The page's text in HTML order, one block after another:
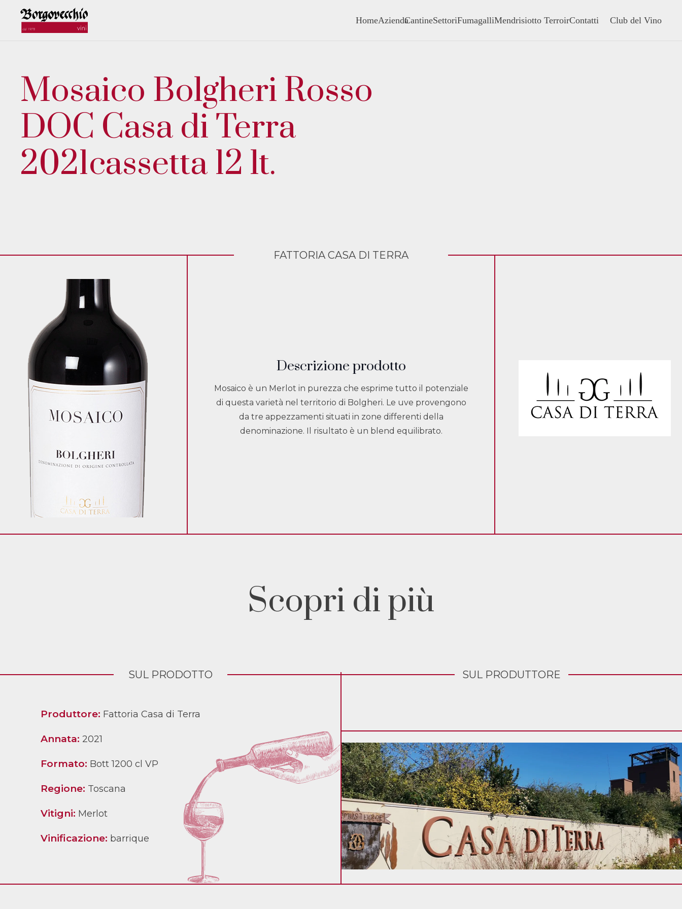
HomeAziendaCantineSettoriFumagalliMendrisiotto TerroirContatti Club del Vino
Mosaico Bolgheri Rosso
DOC Casa di Terra
2021cassetta 12 lt.
FATTORIA CASA DI TERRA
Descrizione prodotto
Mosaico è un Merlot in purezza che esprime tutto il potenziale
di questa varietà nel territorio di Bolgheri. Le uve provengono
da tre appezzamenti situati in zone differenti della
denominazione. Il risultato è un blend equilibrato.
Scopri di più
SUL PRODOTTO
Produttore: Fattoria Casa di Terra
Annata: 2021
Formato: Bott 1200 cl VP
Regione: Toscana
Vitigni: Merlot
Vinificazione: barrique
SUL PRODUTTORE